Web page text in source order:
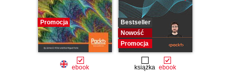
Promocja
ebook
Bestseller
Nowość
Promocja
książka ebook